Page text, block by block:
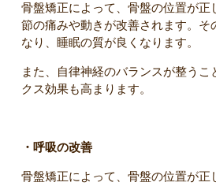
骨盤矯正によって、骨盤の位置が正
節の痛みや動きが改善されます。そ
なり、睡眠の質が良くなります。
また、自律神経のバランスが整うこ
クス効果も高まります。
・呼吸の改善
骨盤矯正によって、骨盤の位置が正